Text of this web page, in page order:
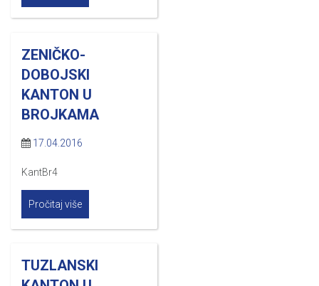
ZENIČKO-
DOBOJSKI
KANTON U
BROJKAMA
17.04.2016
KantBr4
Pročitaj više
TUZLANSKI